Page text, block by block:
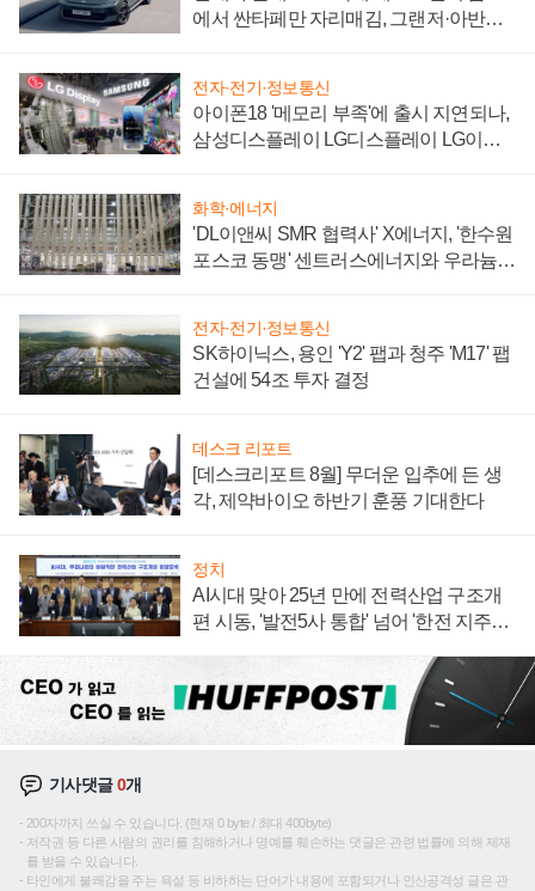
에서 싼타페만 자리매김, 그랜저·아반떼
전자·전기·정보통신
아이폰18 '메모리 부족'에 출시 지연되나,
삼성디스플레이 LG디스플레이 LG이노
화학·에너지
'DL이앤씨 SMR 협력사' X에너지, '한수원
포스코 동맹' 센트러스에너지와 우라늄
전자·전기·정보통신
SK하이닉스, 용인 'Y2' 팹과 청주 'M17' 팹
건설에 54조 투자 결정
데스크 리포트
[데스크리포트 8월] 무더운 입추에 든 생
각, 제약바이오 하반기 훈풍 기대한다
정치
AI시대 맞아 25년 만에 전력산업 구조개
편 시동, '발전5사 통합' 넘어 '한전 지주사'
기사댓글0개
200자까지 쓰실 수 있습니다. (현재 0 byte / 최대 400byte)
저작권 등 다른 사람의 권리를 침해하거나 명예를 훼손하는 댓글은 관련 법률에 의해 제재
를 받을 수 있습니다.
타인에게 불쾌감을 주는 욕설 등 비하하는 단어가 내용에 포함되거나 인신공격성 글은 관